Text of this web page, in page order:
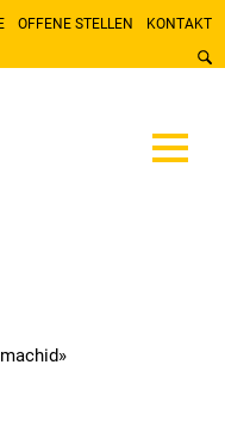
OFFENE STELLEN KONTAKT